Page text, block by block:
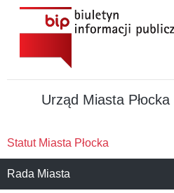
Urząd Miasta Płocka
Statut Miasta Płocka
Rada Miasta